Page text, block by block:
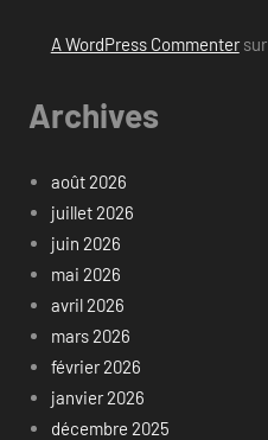
A WordPress Commentersur
Archives
août 2026
juillet 2026
juin 2026
mai 2026
avril 2026
mars 2026
février 2026
janvier 2026
décembre 2025